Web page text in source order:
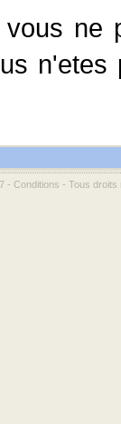
ne
- Conditions - Tous droits